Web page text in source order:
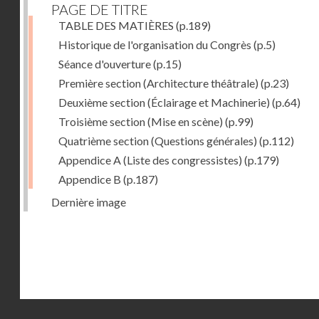
PAGE DE TITRE
TABLE DES MATIÈRES (p.189)
Historique de l'organisation du Congrès (p.5)
Séance d'ouverture(p.15)
Première section (Architecture théâtrale) (p.23)
Deuxième section (Éclairage et Machinerie) (p.64)
Troisième section (Mise en scène) (p.99)
Quatrième section (Questions générales) (p.112)
Appendice A (Liste des congressistes) (p.179)
Appendice B (p.187)
Dernière image